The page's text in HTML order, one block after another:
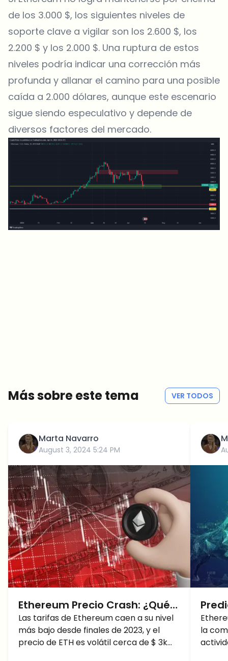
de los 3.000 $, los siguientes niveles de
soporte clave a vigilar son los 2.600 $, los
2.200 $ y los 2.000 $. Una ruptura de estos
niveles podría indicar una corrección más
profunda y allanar el camino para una posible
caída a 2.000 dólares, aunque este escenario
sigue siendo especulativo y depende de
diversos factores del mercado.
Más sobre este tema VER TODOS
Marta Navarro
August 3, 2024 5:24 PM
Ethereum Precio Crash: ¿Qué
Próximos Niveles de Soporte
para el Precio de ETH por
Debajo de $3K?
Las tarifas de Ethereum caen a su nivel
más bajo desde finales de 2023, y el
precio de ETH es volátil cerca de $ 3k
para
la